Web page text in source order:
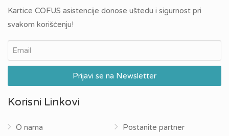
Kartice COFUS asistencije donose uštedu i sigurnost pri
svakom korišćenju!
Korisni Linkovi
O nama
Postanite partner